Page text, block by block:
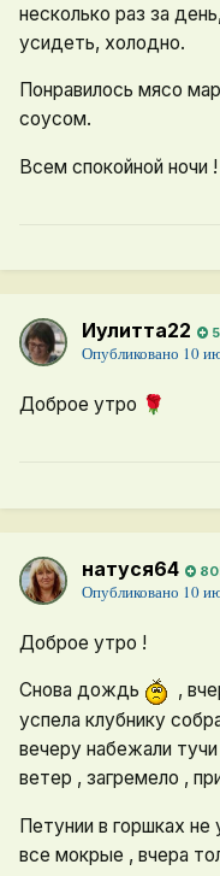
несколько раз за
усидеть, холодно.
Понравилось мясо
соусом.
Всем спокойной ночи !
Иулитта22
Опубликовано 10
Доброе утро 🌹
натуся64
Опубликовано 10
Доброе утро !
Снова дождь
,
успела клубнику
вечеру набежали
ветер , загремело ,
Петунии в горшках не
все мокрые , вчера